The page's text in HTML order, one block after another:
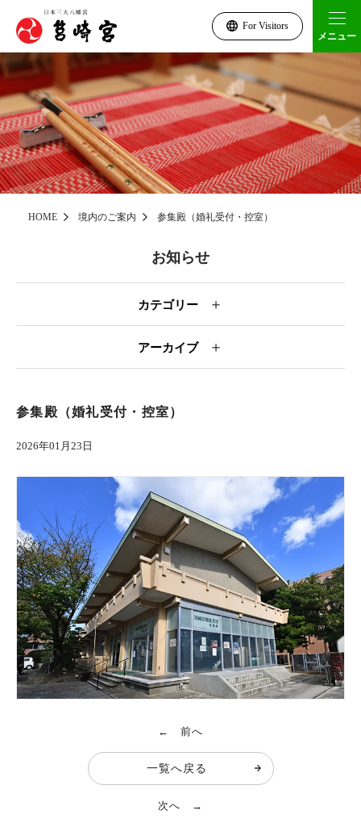
For Visitors
メニュー
HOME 境内のご案内 参集殿（婚礼受付・控室）
お知らせ
カテゴリー ＋
アーカイブ ＋
参集殿（婚礼受付・控室）
2026年01月23日
← 前へ
一覧へ戻る
次へ →